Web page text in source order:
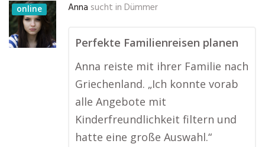
online Anna sucht in Dümmer
Perfekte Familienreisen planen
Anna reiste mit ihrer Familie nach
Griechenland. „Ich konnte vorab
alle Angebote mit
Kinderfreundlichkeit filtern und
hatte eine große Auswahl.“